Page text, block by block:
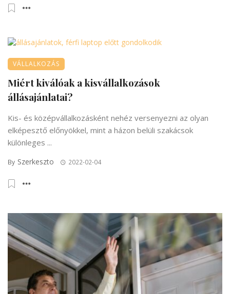
VÁLLALKOZÁS
Miért kiválóak a kisvállalkozások
állásajánlatai?
Kis- és középvállalkozásként nehéz versenyezni az olyan
elképesztő előnyökkel, mint a házon belüli szakácsok
különleges ...
By Szerkeszto 2022-02-04